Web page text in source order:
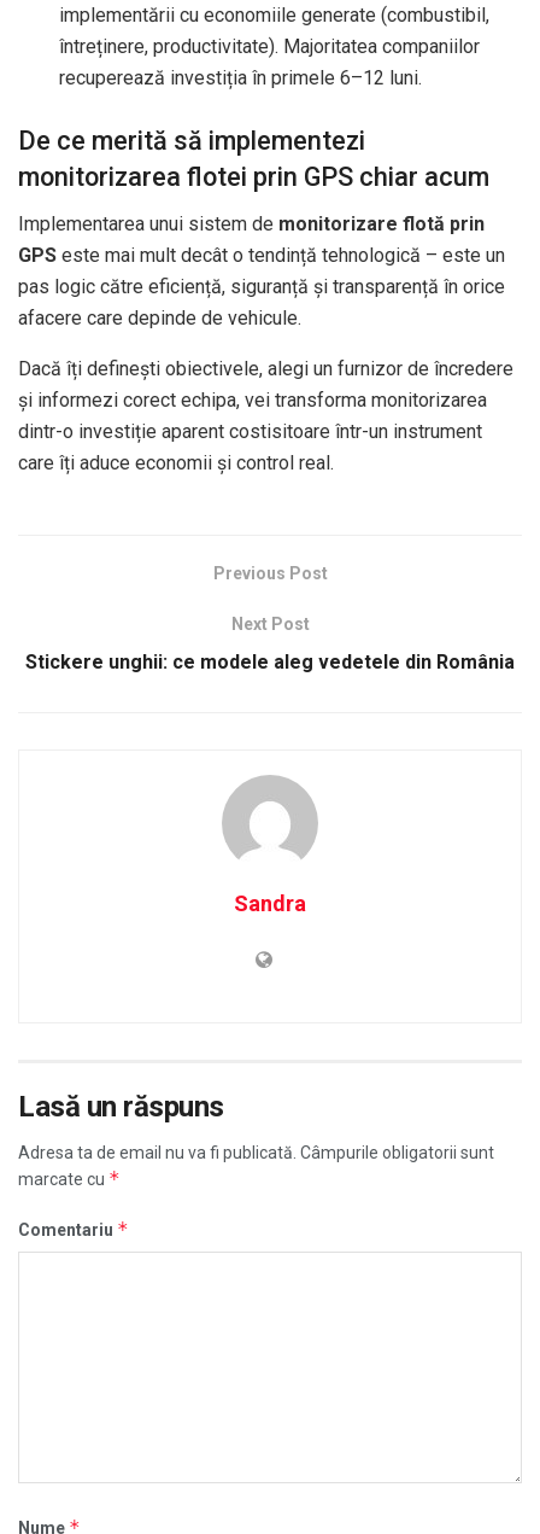
implementării cu economiile generate (combustibil,
întreținere, productivitate). Majoritatea companiilor
recuperează investiția în primele 6–12 luni.
De ce merită să implementezi
monitorizarea flotei prin GPS chiar acum
Implementarea unui sistem de monitorizare flotă prin
GPS este mai mult decât o tendință tehnologică – este un
pas logic către eficiență, siguranță și transparență în orice
afacere care depinde de vehicule.
Dacă îți definești obiectivele, alegi un furnizor de încredere
și informezi corect echipa, vei transforma monitorizarea
dintr-o investiție aparent costisitoare într-un instrument
care îți aduce economii și control real.
Previous Post
Next Post
Stickere unghii: ce modele aleg vedetele din România
Sandra
Lasă un răspuns
Adresa ta de email nu va fi publicată. Câmpurile obligatorii sunt
marcate cu *
Comentariu *
Nume *